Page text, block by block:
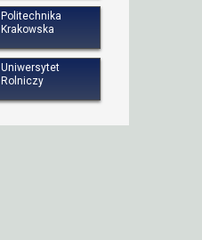
Politechnika
Krakowska
Uniwersytet
Rolniczy